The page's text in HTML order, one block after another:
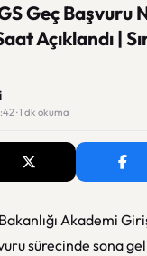
Geç Başvuru
Açıklandı |
· 1 dk okuma
Akademi
sürecinde sona